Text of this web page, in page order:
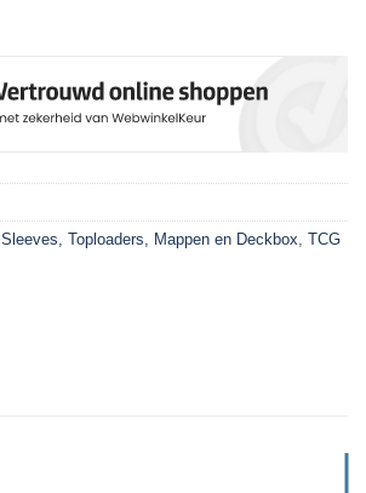
Sleeves, Toploaders, Mappen en Deckbox, TCG